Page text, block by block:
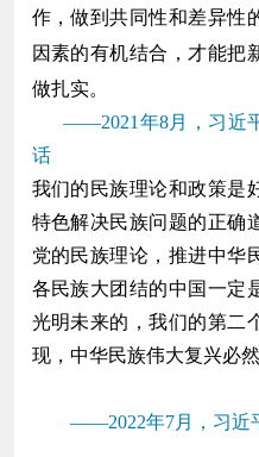
作，做到共同性和差异性
因素的有机结合，才能把
做扎实。
——2021年8月，习近平
话
我们的民族理论和政策是
特色解决民族问题的正确
党的民族理论，推进中华
各民族大团结的中国一定
光明未来的，我们的第二
现，中华民族伟大复兴必然
——2022年7月，习近平